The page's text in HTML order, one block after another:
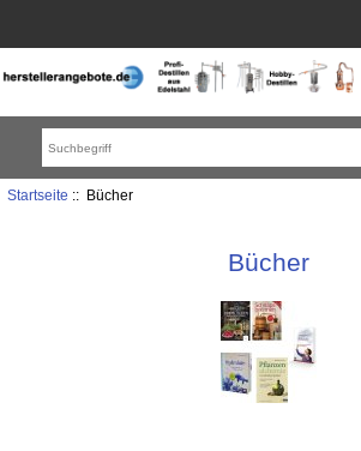
Startseite :: Bücher
Bücher